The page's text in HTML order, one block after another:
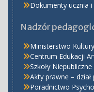
Dokumenty ucznia i
Nadzór
Ministerstwo
Centrum Edukacji
Szkoły Niepubliczne
Akty prawne – dział
Poradnictwo